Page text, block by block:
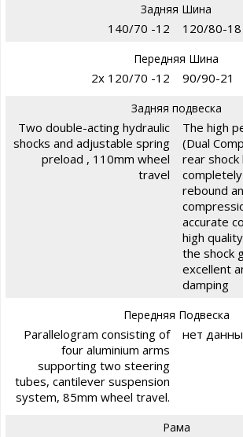
Задняя Шина
140/70 -12 120/80-18
Передняя Шина
2x 120/70 -12 90/90-21
Задняя подвеска
Two double-acting hydraulic
shocks and adjustable spring
preload , 110mm wheel
travel
The high
(Dual
rear shock
rebound
accurate
high
the shock
excellent
damping
Передняя Подвеска
Parallelogram consisting of
four aluminium arms
supporting two steering
tubes, cantilever suspension
system, 85mm wheel travel.
нет
Рама